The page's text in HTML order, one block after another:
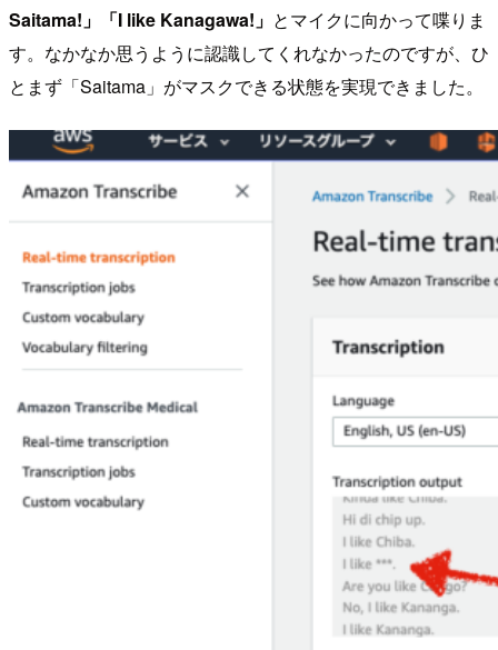
Saitama!」「I like Kanagawa!」 とマイクに向かって喋りま
す。なかなか思うように認識してくれなかったのですが、ひ
とまず「Saitama」がマスクできる状態を実現できました。